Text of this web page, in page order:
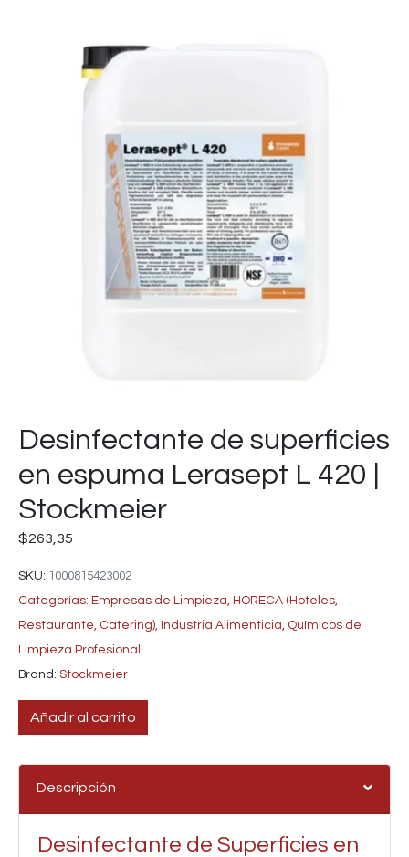
Desinfectante de superficies
en espuma Lerasept L 420 |
Stockmeier
$263,35
SKU: 1000815423002
Categorías: Empresas de Limpieza, HORECA (Hoteles,
Restaurante, Catering), Industria Alimenticia, Químicos de
Limpieza Profesional
Brand: Stockmeier
Añadir al carrito
Descripción
Desinfectante de Superficies en